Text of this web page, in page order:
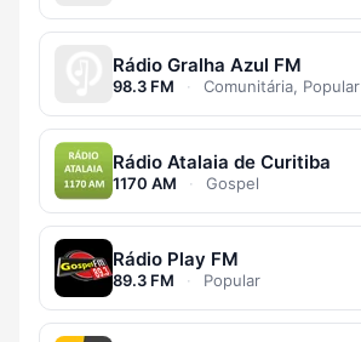
Rádio Gralha Azul FM
98.3 FM · Comunitária, Popular
Rádio Atalaia de Curitiba
1170 AM · Gospel
Rádio Play FM
89.3 FM · Popular